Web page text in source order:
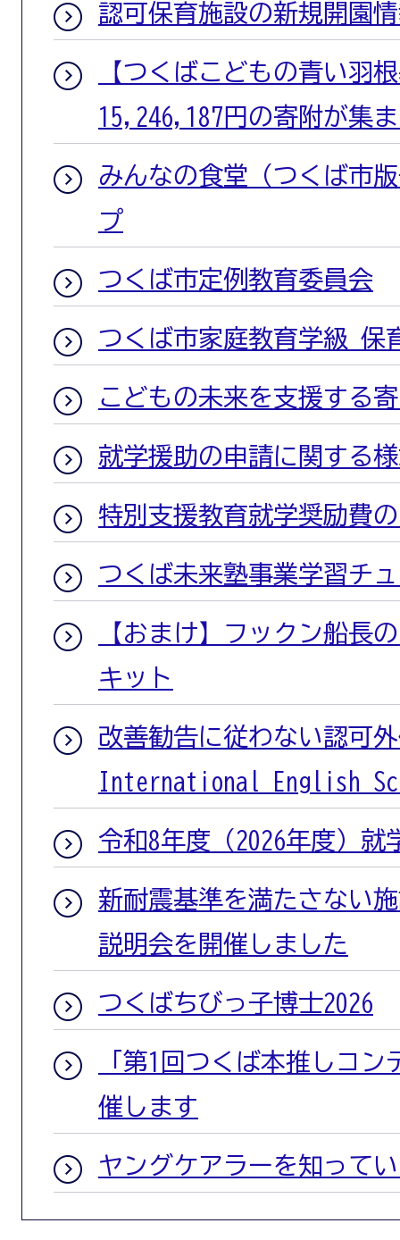
認可保育施設の新規開園
【つくばこどもの青い羽
15,246,187円の寄附が集
みんなの食堂（つくば市
プ
つくば市定例教育委員会
つくば市家庭教育学級 保
こどもの未来を支援する
就学援助の申請に関する
特別支援教育就学奨励費
つくば未来塾事業学習チ
【おまけ】フックン船長
キット
改善勧告に従わない認可
International English
令和8年度（2026年度）就
新耐震基準を満たさない
説明会を開催しました
つくばちびっ子博士2026
「第1回つくば本推しコ
催します
ヤングケアラーを知って